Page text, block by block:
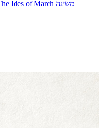
Ides of March משינה